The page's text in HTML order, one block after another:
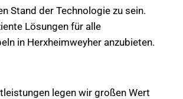
Stand der Technologie zu sein.
Lösungen für alle
in Herxheimweyher anzubieten.
legen wir großen Wert